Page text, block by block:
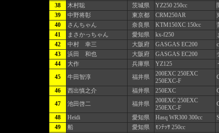
38
木村聡 茨城県 YZ250 250cc
39
中野将彰 東京都 CRM250AR
40
さんちゃん 奈良県 KTM150XC 150cc
41
まさかっちゃん 愛知県 kx-f250
42
中村 幸三 大阪府 GASGAS EC200
43
浜田 和也 大阪府 GASGAS EC200
44
大作 兵庫県 YZ125
45
牛田智淳 福井県
200EXC 250EXC
250EXC-F
46
西出慎之介 福井県 250EXC
47
池田啓二 福井県
200EXC 250EXC
250EXC-F
48
Heidi 愛知県 Hasq WR300 300cc
49
船 愛知県
ﾓﾝﾃｯｻ 250cc